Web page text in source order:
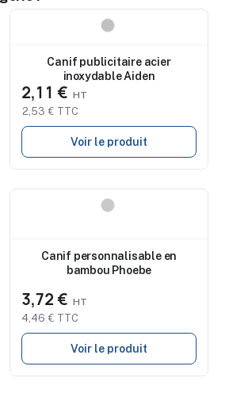
Canif publicitaire acier
inoxydable Aiden
2,11 €
2,53 € TTC
Voir le produit
Canif personnalisable en
bambou Phoebe
3,72 €
4,46 € TTC
Voir le produit